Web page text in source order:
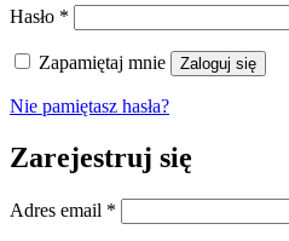
Hasło *
Zapamiętaj mnie Zaloguj się
Nie pamiętasz hasła?
Zarejestruj się
Adres email *